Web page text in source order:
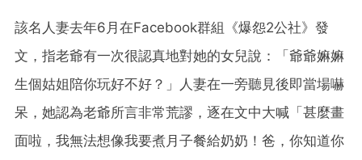
該名人妻去年6月在Facebook群組《爆怨2公社》發
文，指老爺有一次很認真地對她的女兒說：「爺爺嫲嫲
生個姑姐陪你玩好不好？」人妻在一旁聽見後即當場嚇
呆，她認為老爺所言非常荒謬，逐在文中大喊「甚麼畫
面啦，我無法想像我要煮月子餐給奶奶！爸，你知道你